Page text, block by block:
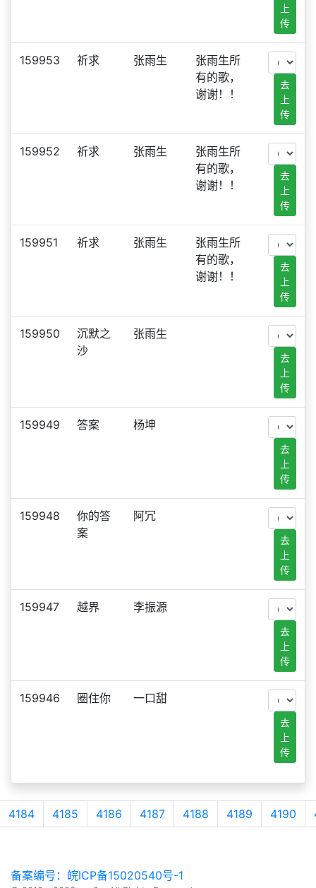
上
传
159953 祈求 张雨生
张雨生所
有的歌，
谢谢！！
去
上
传
159952 祈求 张雨生
张雨生所
有的歌，
谢谢！！
去
上
传
159951 祈求 张雨生
张雨生所
有的歌，
谢谢！！
去
上
传
159950
沉默之
沙
张雨生
去
上
传
159949 答案 杨坤
去
上
传
159948
你的答
案
阿冗
去
上
传
159947 越界 李振源
去
上
传
159946 圈住你 一口甜
去
上
传
4184 4185 4186 4187 4188 4189 4190
备案编号：皖ICP备15020540号-1